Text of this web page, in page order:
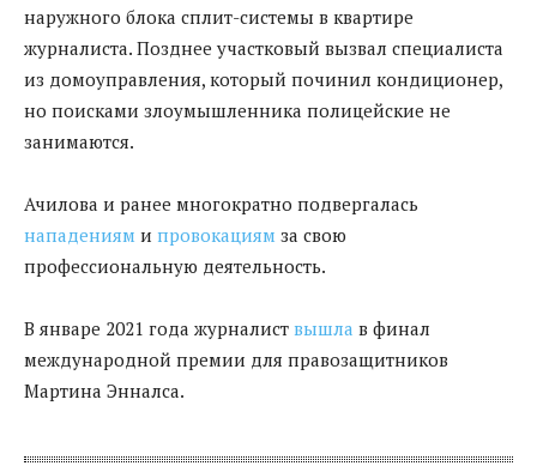
наружного блока сплит-системы в квартире
журналиста. Позднее участковый вызвал специалиста
из домоуправления, который починил кондиционер,
но поисками злоумышленника полицейские не
занимаются.
Ачилова и ранее многократно подвергалась
нападениям и провокациям за свою
профессиональную деятельность.
В январе 2021 года журналист вышла в финал
международной премии для правозащитников
Мартина Энналса.